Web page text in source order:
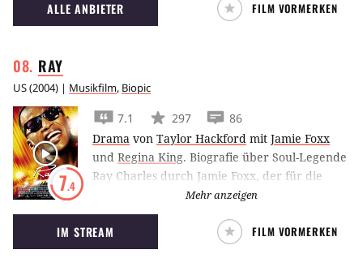
ALLE ANBIETER FILM VORMERKEN
RAY
US(2004) | Musikfilm, Biopic
7.4
7.1 297
86
Drama von Taylor Hackford mit Jamie Foxx
und Regina King. Biografie über Soul-Legende
Ray Charles durch Jamie Foxx, der für die
Rolle als Ray mit dem Oscar in der Kategorie
‘Bester Darsteller’(2005) belohnt wird.
Mehr anzeigen
IM STREAM FILM VORMERKEN